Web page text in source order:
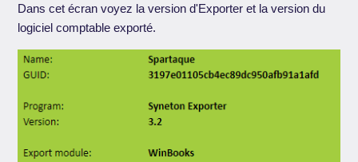
Dans cet écran voyez la version d'Exporter et la version du
logiciel comptable exporté.